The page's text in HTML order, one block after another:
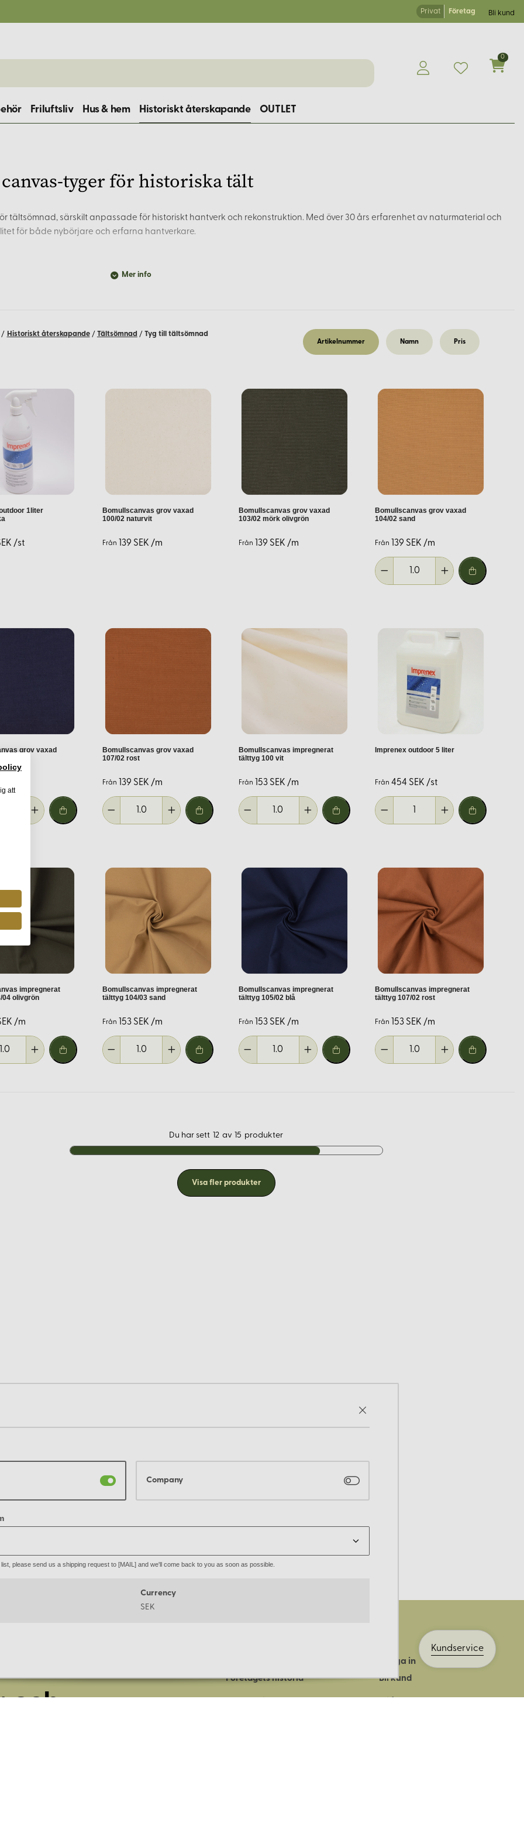
Kundservice
Company
please send us a shipping request to [MAIL] and we'll come back to you as soon as possible.
Currency
SEK
Privat Företag Bli kund
0
Friluftsliv Hus & hem Historiskt återskapande OUTLET
tyger för historiska tält
tältsömnad, särskilt anpassade för historiskt hantverk och rekonstruktion. Med över 30 års erfarenhet av naturmaterial och
för både nybörjare och erfarna hantverkare.
ett lättare men ändå slitstarkt material. Tillverkat av 100% bomull med en vikt på 270 g/m² och en bredd på 150 cm, är detta
behov. Observera att färgåtergivningen kan variera mellan olika skärmar, och vi rekommenderar att beställa tygprover för att
partners i hantverket. Med vår långa erfarenhet inom naturmaterial erbjuder vi expertråd och support för alla dina projekt.
på dina specifika behov. Vaxad canvas är tyngre och erbjuder högre slitstyrka, medan impregnerat tälttyg är lättare och
exponering för solljus. Det är viktigt att överväga detta vid val av färg och användningsområde.
du får rätt färg och kvalitet för ditt projekt.
Den vaxade canvasen är tyngre och kan kräva en kraftigare symaskin eller handsydda sömmar.
att lyckas med ditt projekt.
Mer info
/ Historiskt återskapande / Tältsömnad / Tyg till tältsömnad
Artikelnummer Namn Pris
1liter
/st
Bomullscanvas grov vaxad
100/02 naturvit
Från 139 SEK /m
Bomullscanvas grov vaxad
103/02 mörk olivgrön
Från 139 SEK /m
Bomullscanvas grov vaxad
104/02 sand
Från 139 SEK /m
grov vaxad
Bomullscanvas grov vaxad
107/02 rost
Från 139 SEK /m
Bomullscanvas impregnerat
tälttyg 100 vit
Från 153 SEK /m
Imprenex outdoor 5 liter
Från 454 SEK /st
impregnerat
04 olivgrön
/m
Bomullscanvas impregnerat
tälttyg 104/03 sand
Från 153 SEK /m
Bomullscanvas impregnerat
tälttyg 105/02 blå
Från 153 SEK /m
Bomullscanvas impregnerat
tälttyg 107/02 rost
Från 153 SEK /m
Du har sett 12 av 15 produkter
Visa fler produkter
och
Företagets historia
Logga in
Bli kund
att